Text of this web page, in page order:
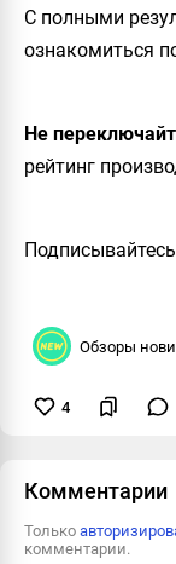
С полными
ознакомиться
Не
рейтинг
Обзоры
4
Комментарии
Только
комментарии.